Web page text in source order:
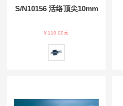
S/N10156 活络顶尖10mm
￥110.00元